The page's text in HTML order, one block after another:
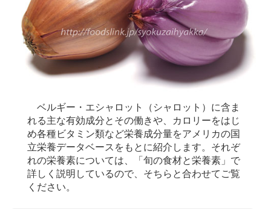
ベルギー・エシャロット（シャロット）に含ま
れる主な有効成分とその働きや、カロリーをはじ
め各種ビタミン類など栄養成分量をアメリカの国
立栄養データベースをもとに紹介します。それぞ
れの栄養素については、「旬の食材と栄養素」で
詳しく説明しているので、そちらと合わせてご覧
ください。